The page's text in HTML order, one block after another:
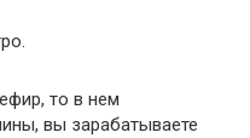
то в нем
вы зарабатываете